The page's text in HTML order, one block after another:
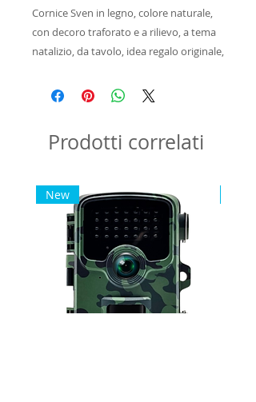
Cornice Sven in legno, colore naturale,
con decoro traforato e a rilievo, a tema
natalizio, da tavolo, idea regalo originale,
personalizzato per fotografia 10x15
Prodotti correlati
New